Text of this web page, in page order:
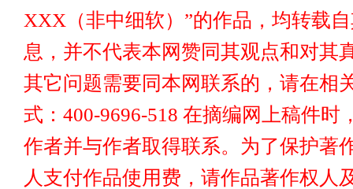
XXX（非中细软）”的作品，均转载
息，并不代表本网赞同其观点和对其
其它问题需要同本网联系的，请在相
式：400-9696-518 在摘编网上稿件
作者并与作者取得联系。为了保护著
人支付作品使用费，请作品著作权人